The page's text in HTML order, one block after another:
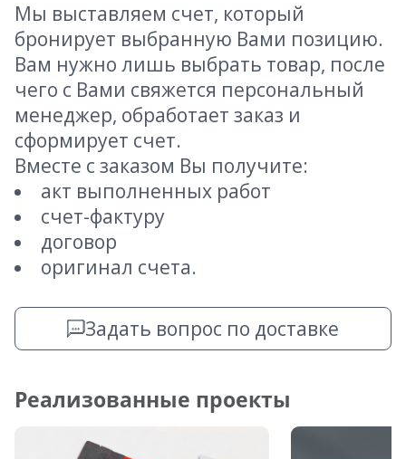
Мы выставляем счет, который
бронирует выбранную Вами позицию.
Вам нужно лишь выбрать товар, после
чего с Вами свяжется персональный
менеджер, обработает заказ и
сформирует счет.
Вместе с заказом Вы получите:
акт выполненных работ
счет-фактуру
договор
оригинал счета.
Задать вопрос по доставке
Реализованные проекты